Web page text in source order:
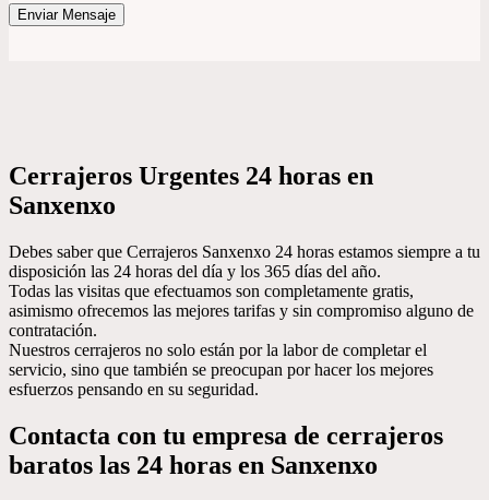
Cerrajeros Urgentes 24 horas en
Sanxenxo
Debes saber que Cerrajeros Sanxenxo 24 horas estamos siempre a tu
disposición las 24 horas del día y los 365 días del año.
Todas las visitas que efectuamos son completamente gratis,
asimismo ofrecemos las mejores tarifas y sin compromiso alguno de
contratación.
Nuestros cerrajeros no solo están por la labor de completar el
servicio, sino que también se preocupan por hacer los mejores
esfuerzos pensando en su seguridad.
Contacta con tu empresa de cerrajeros
baratos las 24 horas en Sanxenxo